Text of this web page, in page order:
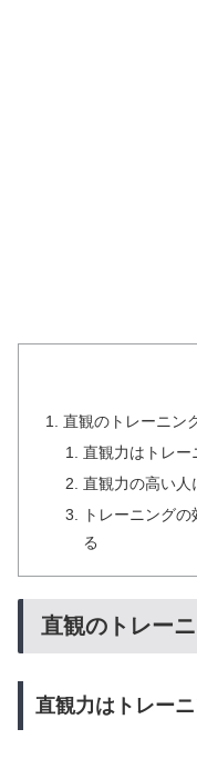
直観のトレーニン
直観力はトレー
直観力の高い人
トレーニング
る
直観のトレー
直観力はトレー